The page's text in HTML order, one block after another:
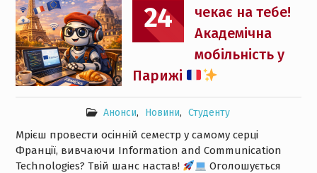
24
чекає на тебе!
Академічна
мобільність у
Парижі
Анонси, Новини, Студенту
Мрієш провести осінній семестр у самому серці
Франції, вивчаючи Information and Communication
Technologies? Твій шанс настав!
Оголошується